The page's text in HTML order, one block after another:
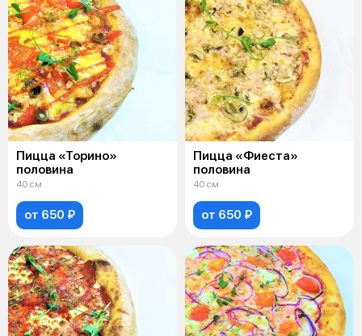
Пицца «Торино»
половина
40 см
от 650 ₽
Пицца «Фиеста»
половина
40 см
от 650 ₽